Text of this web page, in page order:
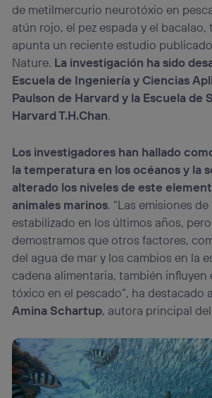
de metilmercurio neurotóxio en
atún rojo, el pez espada y el bacalao,
apunta un reciente estudio
Nature. La investigación ha sido
Escuela de Ingeniería y Ciencias
Paulson de Harvard y la Escuela de
Harvard T.H.Chan.
Los investigadores han hallado
la temperatura en los océanos y la
alterado los niveles de este
animales marinos. “Las emisiones
estabilizado en los últimos años,
demostramos que otros factores,
del agua de mar y los cambios en la
cadena alimentaria, también influyen
tóxico en el pescado”, ha destacado
Amina Schartup, autora principal